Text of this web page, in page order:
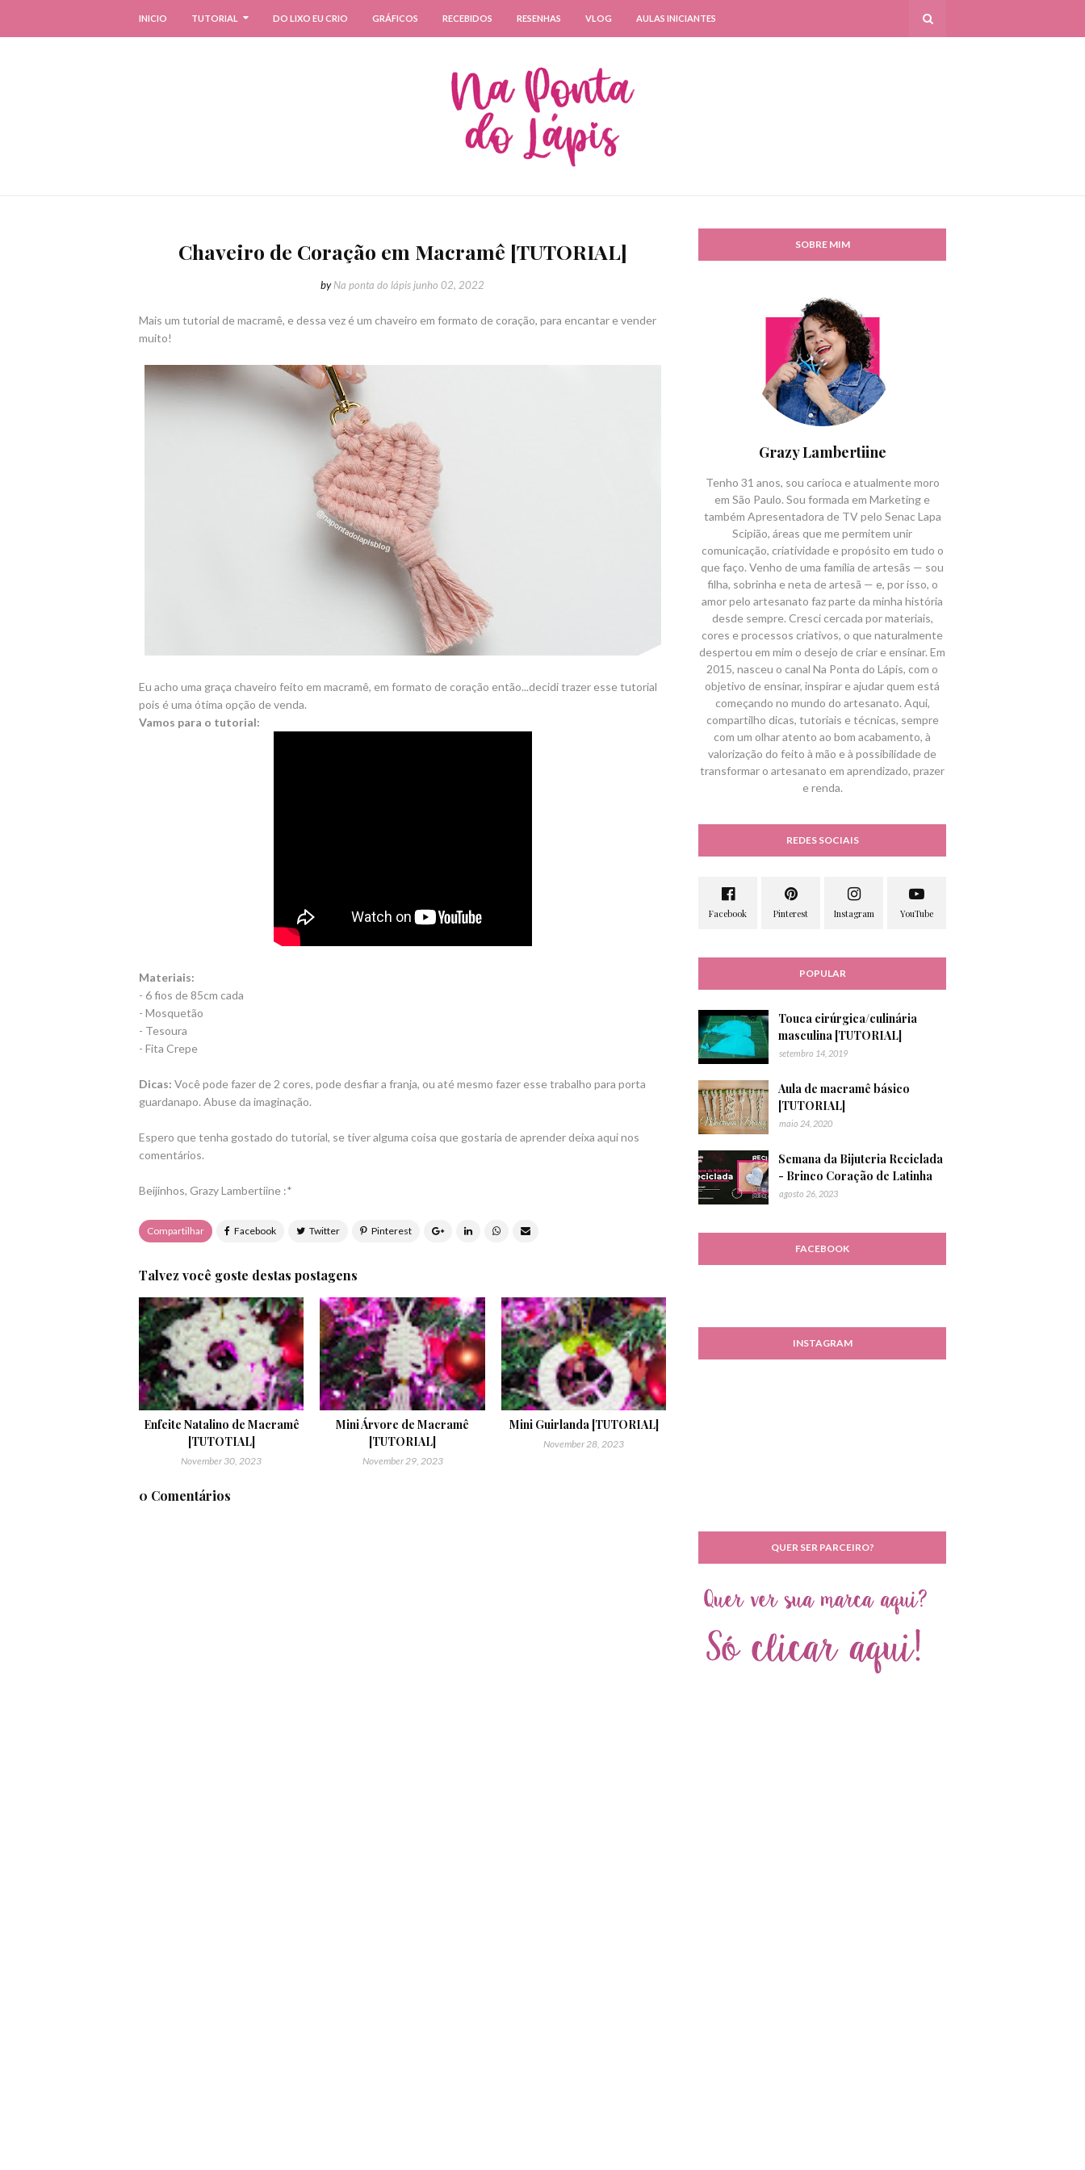
INICIO TUTORIAL DO LIXO EU CRIO GRÁFICOS RECEBIDOS RESENHAS VLOG AULAS INICIANTES
Chaveiro de Coração em Macramê [TUTORIAL]
by Na ponta do lápis junho 02, 2022
Mais um tutorial de macramê, e dessa vez é um chaveiro em formato de coração, para encantar e vender
muito!
Eu acho uma graça chaveiro feito em macramê, em formato de coração então...decidi trazer esse tutorial
pois é uma ótima opção de venda.
Vamos para o tutorial:
Materiais:
- 6 fios de 85cm cada
- Mosquetão
- Tesoura
- Fita Crepe
Dicas: Você pode fazer de 2 cores, pode desfiar a franja, ou até mesmo fazer esse trabalho para porta
guardanapo. Abuse da imaginação.
Espero que tenha gostado do tutorial, se tiver alguma coisa que gostaria de aprender deixa aqui nos
comentários.
Beijinhos, Grazy Lambertiine :*
Compartilhar
Talvez você goste destas postagens
Enfeite Natalino de Macramê
[TUTOTIAL]
November 30, 2023
Mini Árvore de Macramê
[TUTORIAL]
November 29, 2023
Mini Guirlanda [TUTORIAL]
November 28, 2023
0 Comentários
SOBRE MIM
Grazy Lambertiine
Tenho 31 anos, sou carioca e atualmente moro
em São Paulo. Sou formada em Marketing e
também Apresentadora de TV pelo Senac Lapa
Scipião, áreas que me permitem unir
comunicação, criatividade e propósito em tudo o
que faço. Venho de uma família de artesãs — sou
filha, sobrinha e neta de artesã — e, por isso, o
amor pelo artesanato faz parte da minha história
desde sempre. Cresci cercada por materiais,
cores e processos criativos, o que naturalmente
despertou em mim o desejo de criar e ensinar. Em
2015, nasceu o canal Na Ponta do Lápis, com o
objetivo de ensinar, inspirar e ajudar quem está
começando no mundo do artesanato. Aqui,
compartilho dicas, tutoriais e técnicas, sempre
com um olhar atento ao bom acabamento, à
valorização do feito à mão e à possibilidade de
transformar o artesanato em aprendizado, prazer
e renda.
REDES SOCIAIS
POPULAR
Touca cirúrgica/culinária
masculina [TUTORIAL]
setembro 14, 2019
Aula de macramê básico
[TUTORIAL]
maio 24, 2020
Semana da Bijuteria Reciclada
- Brinco Coração de Latinha
agosto 26, 2023
FACEBOOK
INSTAGRAM
QUER SER PARCEIRO?